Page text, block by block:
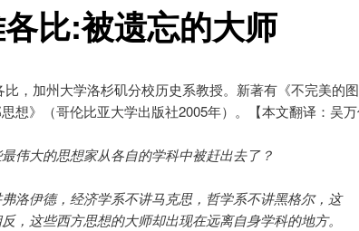
比:被遗忘的大师
比，加州大学洛杉矶分校历史系教授。新著有《不完美的图
想》（哥伦比亚大学出版社2005年）。【本文翻译：吴万
大的思想家从各自的学科中被赶出去了？
伊德，经济学系不讲马克思，哲学系不讲黑格尔，这
，这些西方思想的大师却出现在远离自身学科的地方。